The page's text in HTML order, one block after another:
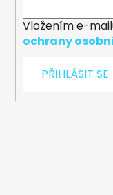
Vložením e-
ochrany
PŘIHLÁSIT SE